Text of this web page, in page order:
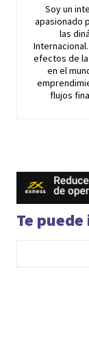
Soy un
apasionado
las
efectos de la
en el
flujos
Te